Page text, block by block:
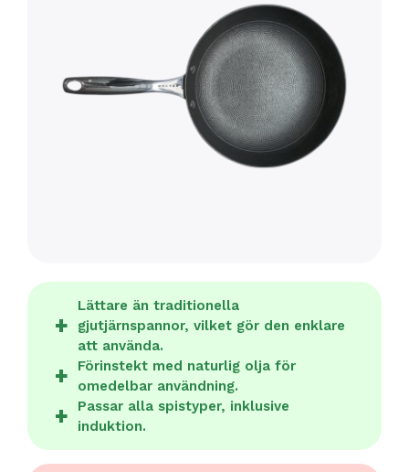
Lättare än traditionella
gjutjärnspannor, vilket gör den enklare
att använda.
Förinstekt med naturlig olja för
omedelbar användning.
Passar alla spistyper, inklusive
induktion.